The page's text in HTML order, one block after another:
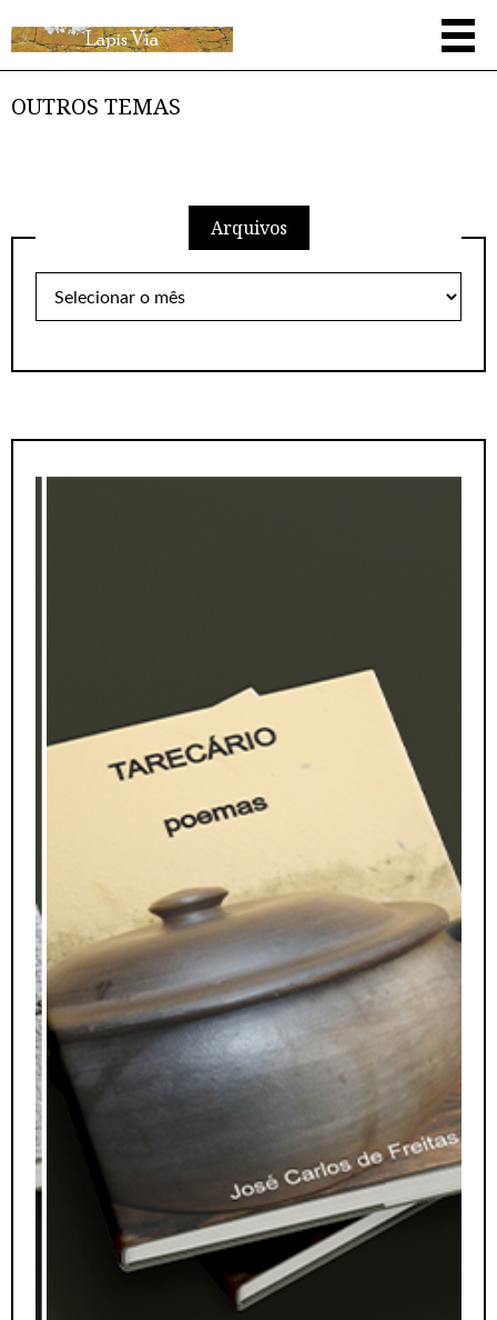
OUTROS TEMAS
Arquivos
Arquivos